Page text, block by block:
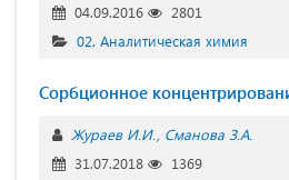
04.09.2016
2801
02. Аналитическая химия
Сорбционное
Жураев И.И. Сманова З.А.
31.07.2018
1369